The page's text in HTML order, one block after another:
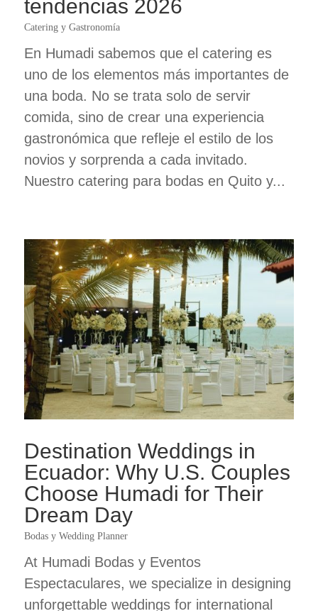
tendencias 2026
Catering y Gastronomía
En Humadi sabemos que el catering es
uno de los elementos más importantes de
una boda. No se trata solo de servir
comida, sino de crear una experiencia
gastronómica que refleje el estilo de los
novios y sorprenda a cada invitado.
Nuestro catering para bodas en Quito y...
Destination Weddings in
Ecuador: Why U.S. Couples
Choose Humadi for Their
Dream Day
Bodas y Wedding Planner
At Humadi Bodas y Eventos
Espectaculares, we specialize in designing
unforgettable weddings for international